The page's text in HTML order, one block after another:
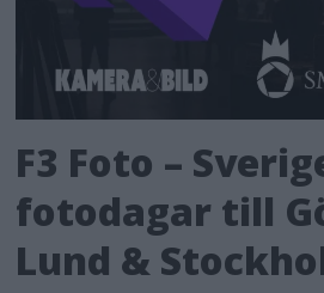
F3 Foto –
fotodagar till
Lund &